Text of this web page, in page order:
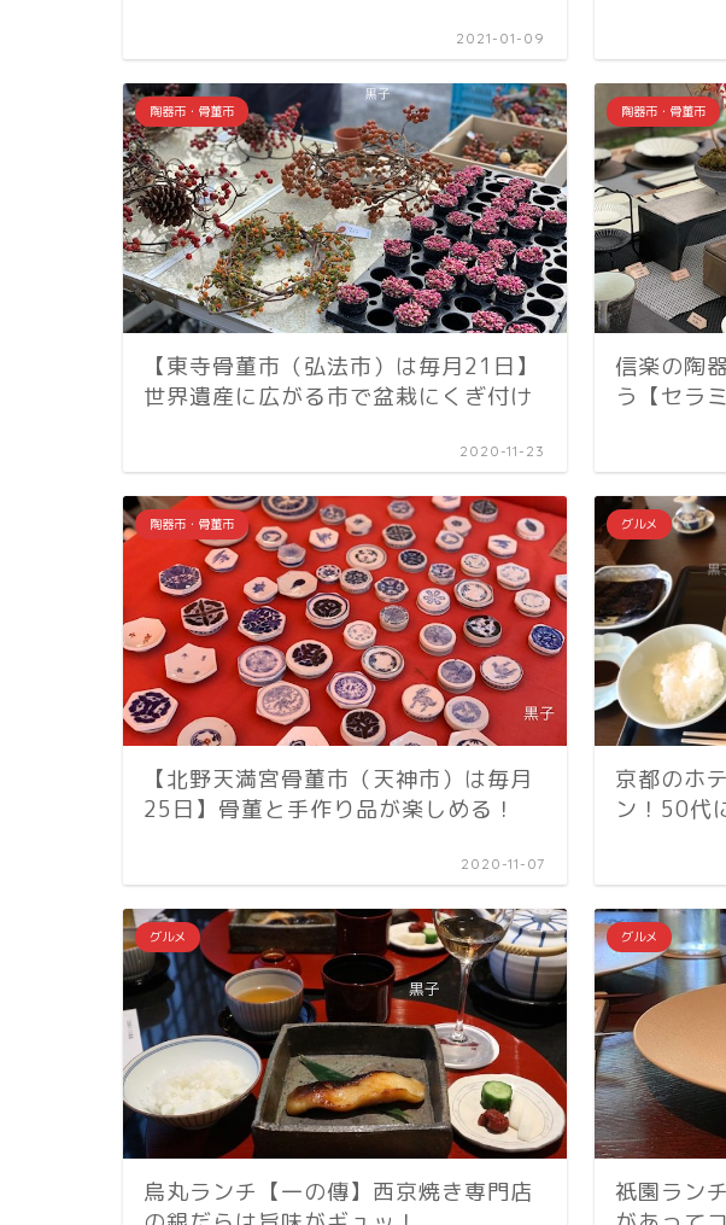
2021-01-09
陶器市・骨董市
【東寺骨董市（弘法市）は毎月21日】
世界遺産に広がる市で盆栽にくぎ付け
2020-11-23
陶器市・骨董市
信楽の陶
う【セラ
陶器市・骨董市
【北野天満宮骨董市（天神市）は毎月
25日】骨董と手作り品が楽しめる！
2020-11-07
グルメ
京都のホ
ン！50代
グルメ
烏丸ランチ【一の傳】西京焼き専門店
グルメ
祇園ラン